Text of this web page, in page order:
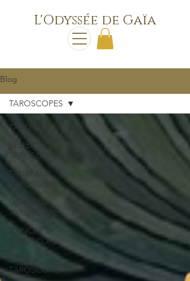
L'Odyssée de Gaïa
Blog
TAROSCOPES
BELIER
TAROSCOPE
TAUREAU
TAROSCOPE
GEMEAUX
TAROSCOPE
CANCER
TAROSCOPE
LION
TAROSCOPE
TAROSCOPES